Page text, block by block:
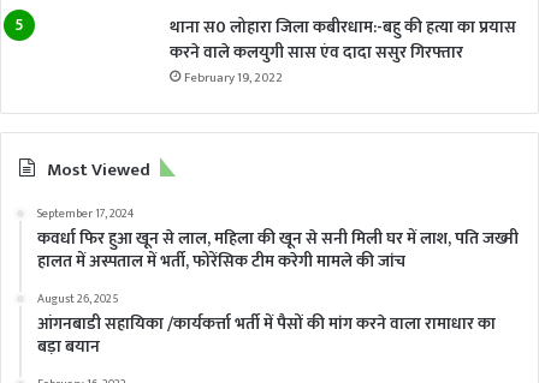
थाना स0 लोहारा जिला कबीरधाम:-बहु की हत्या का प्रयास
करने वाले कलयुगी सास एंव दादा ससुर गिरफ्तार
February 19, 2022
Most Viewed
September 17, 2024
कवर्धा फिर हुआ खून से लाल, महिला की खून से सनी मिली घर में लाश, पति जख्मी
हालत में अस्पताल में भर्ती, फोरेंसिक टीम करेगी मामले की जांच
August 26, 2025
आंगनबाडी सहायिका /कार्यकर्त्ता भर्ती में पैसों की मांग करने वाला रामाधार का
बड़ा बयान